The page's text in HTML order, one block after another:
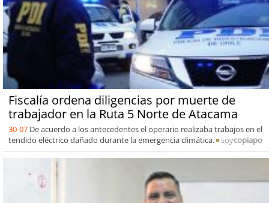
Fiscalía ordena diligencias por muerte de
trabajador en la Ruta 5 Norte de Atacama
30-07 De acuerdo a los antecedentes el operario realizaba trabajos en el
tendido eléctrico dañado durante la emergencia climática.
soycopiapo